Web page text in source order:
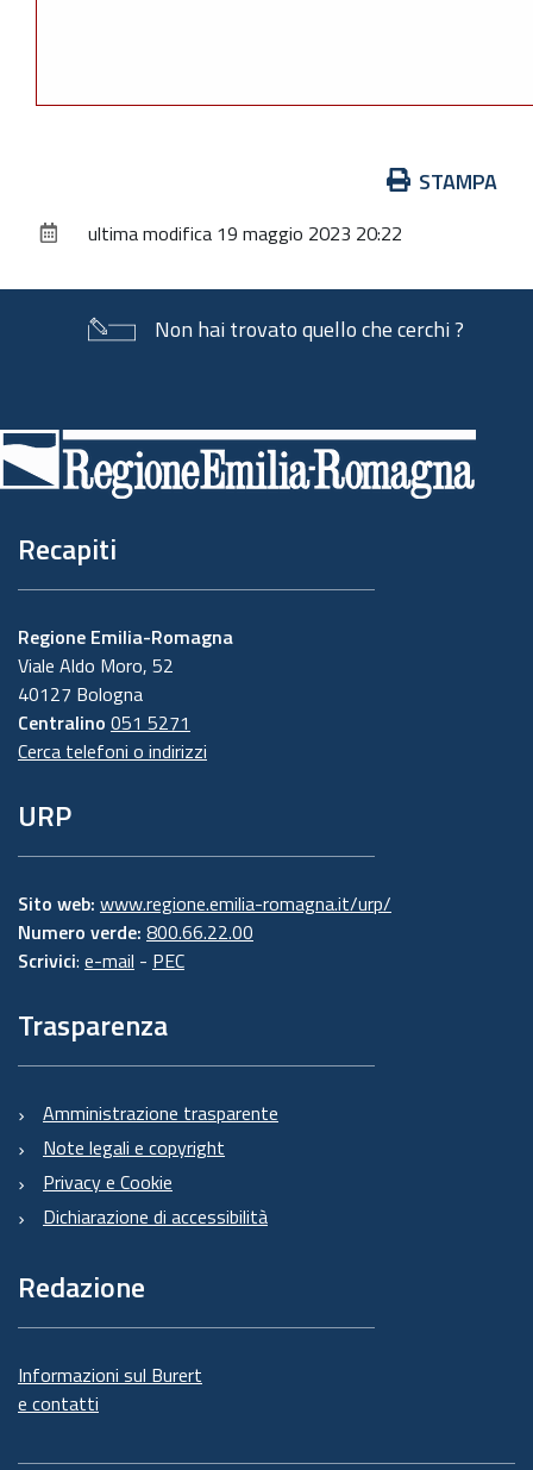
documento
STAMPA
ultima modifica 19 maggio 2023 20:22
Non hai trovato quello che cerchi ?
di
pagina
Recapiti
Regione Emilia-Romagna
Viale Aldo Moro, 52
40127 Bologna
Centralino 051 5271
Cerca telefoni o indirizzi
URP
Sito web: www.regione.emilia-romagna.it/urp/
Numero verde: 800.66.22.00
Scrivici: e-mail - PEC
Trasparenza
Amministrazione trasparente
Note legali e copyright
Privacy e Cookie
Dichiarazione di accessibilità
Redazione
Informazioni sul Burert
e contatti